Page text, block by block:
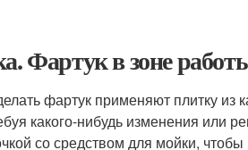
Фартук в зоне
фартук применяют плитку из
какого-нибудь изменения или
со средством для мойки,